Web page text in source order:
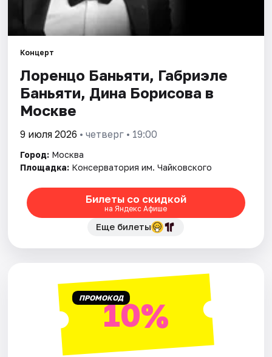
Концерт
Лоренцо Баньяти, Габриэле
Баньяти, Дина Борисова в
Москве
9 июля 2026 • четверг • 19:00
Город: Москва
Площадка: Консерватория им. Чайковского
Билеты со скидкой
на Яндекс Афише
Еще билеты
ПРОМОКОД10%